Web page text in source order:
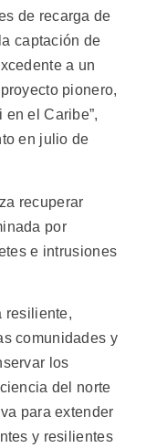
de recarga de
captación de
a un
pionero,
el Caribe”,
en julio de
recuperar
por
e intrusiones
resiliente,
comunidades y
los
del norte
para extender
y resilientes